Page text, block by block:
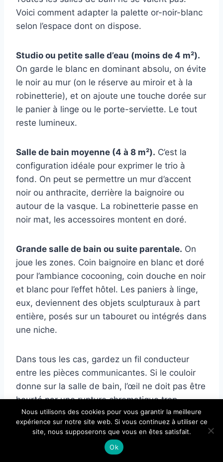
Voici comment adapter la palette or-noir-blanc
selon l’espace dont on dispose.
Studio ou petite salle d’eau (moins de 4 m²).
On garde le blanc en dominant absolu, on évite
le noir au mur (on le réserve au miroir et à la
robinetterie), et on ajoute une touche dorée sur
le panier à linge ou le porte-serviette. Le tout
reste lumineux.
Salle de bain moyenne (4 à 8 m²). C’est la
configuration idéale pour exprimer le trio à
fond. On peut se permettre un mur d’accent
noir ou anthracite, derrière la baignoire ou
autour de la vasque. La robinetterie passe en
noir mat, les accessoires montent en doré.
Grande salle de bain ou suite parentale. On
joue les zones. Coin baignoire en blanc et doré
pour l’ambiance cocooning, coin douche en noir
et blanc pour l’effet hôtel. Les paniers à linge,
eux, deviennent des objets sculpturaux à part
entière, posés sur un tabouret ou intégrés dans
une niche.
Dans tous les cas, gardez un fil conducteur
entre les pièces communicantes. Si le couloir
donne sur la salle de bain, l’œil ne doit pas être
heurté par une rupture chromatique trop
violente.
Comment marier ce trio
🔥 TOP VENTE
3E 3xE living.com Meuble de Salle de
Bain, Noir avec poignée…
Voir l'offre
Nous utilisons des cookies pour vous garantir la meilleure
expérience sur notre site web. Si vous continuez à utiliser ce
site, nous supposerons que vous en êtes satisfait.
Ok